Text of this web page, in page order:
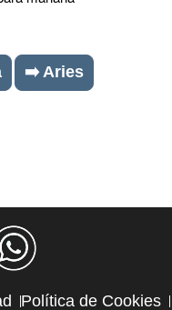
➡️ Aries
Política de Cookies